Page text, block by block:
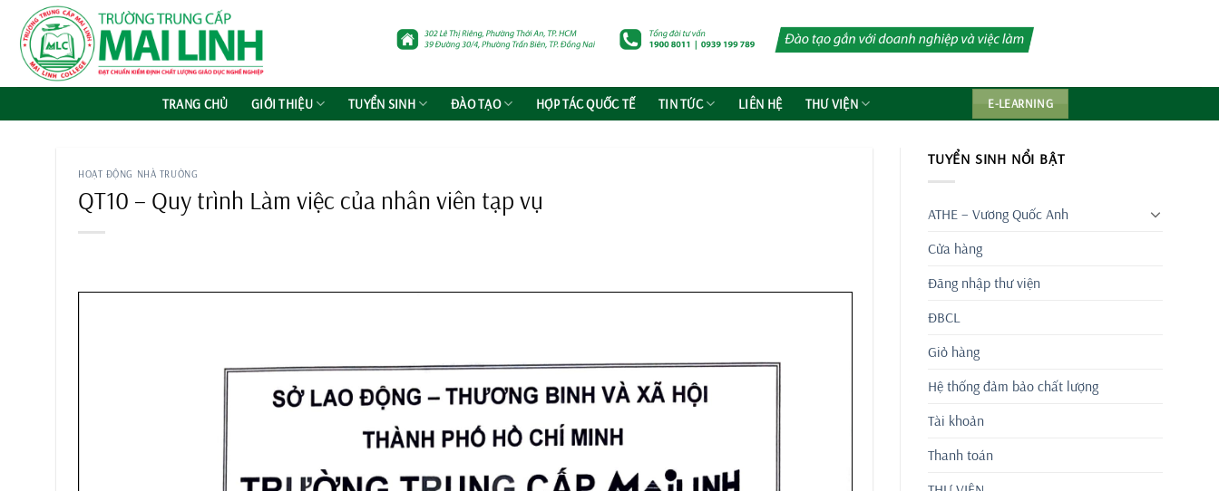
Chuyển
TRANG CHỦ GIỚI THIỆU TUYỂN SINH ĐÀO TẠO HỢP TÁC QUỐC TẾ TIN TỨC LIÊN HỆ THƯ VIỆN E-LEARNING
HOẠT ĐỘNG NHÀ TRƯỜNG
QT10 – Quy trình Làm việc của nhân viên tạp vụ
TUYỂN SINH NỔI BẬT
ATHE – Vương Quốc Anh
Cửa hàng
Đăng nhập thư viện
ĐBCL
Giỏ hàng
Hệ thống đảm bảo chất lượng
Tài khoản
Thanh toán